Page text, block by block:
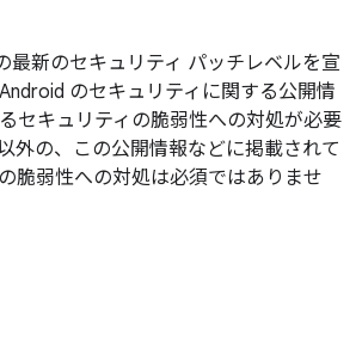
最新のセキュリティ パッチレベルを宣
のセキュリティに関する公開情
セキュリティの脆弱性への対処が必要
外の、この公開情報などに掲載されて
脆弱性への対処は必須ではありませ